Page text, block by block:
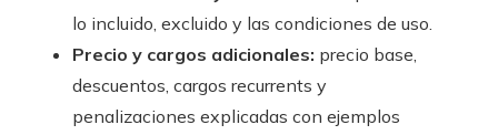
lo incluido, excluido y las condiciones de uso.
Precio y cargos adicionales: precio base,
descuentos, cargos recurrents y
penalizaciones explicadas con ejemplos